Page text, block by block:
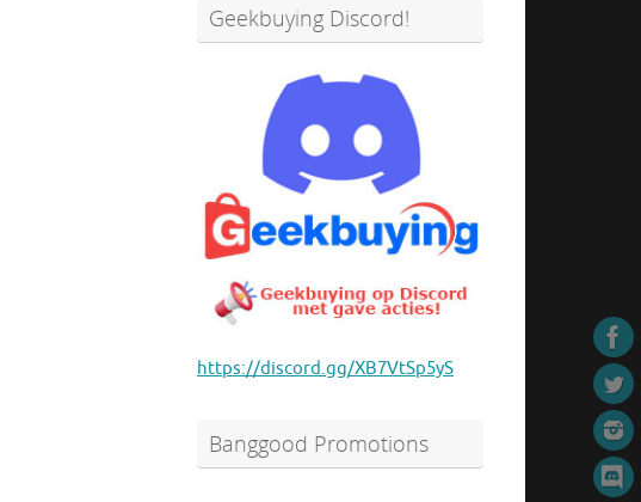
Geekbuying Discord!
https://discord.gg/XB7VtSp5yS
Banggood Promotions